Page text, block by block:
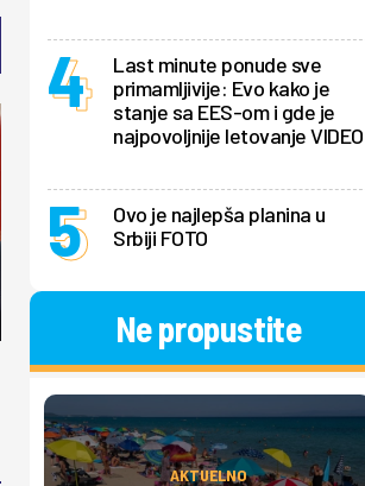
Last minute ponude sve
primamljivije: Evo kako je
stanje sa EES-om i gde je
najpovoljnije letovanje VIDEO
Ovo je najlepša planina u
Srbiji FOTO
Ne propustite
AKTUELNO